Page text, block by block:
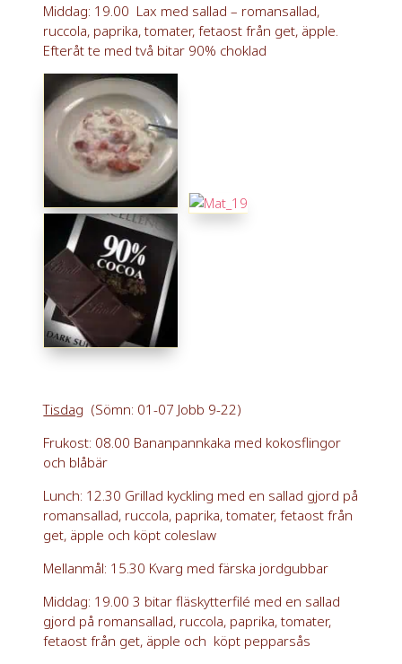
Middag: 19.00 Lax med sallad – romansallad,
ruccola, paprika, tomater, fetaost från get, äpple.
Efteråt te med två bitar 90% choklad
Tisdag (Sömn: 01-07 Jobb 9-22)
Frukost: 08.00 Bananpannkaka med kokosflingor
och blåbär
Lunch: 12.30 Grillad kyckling med en sallad gjord på
romansallad, ruccola, paprika, tomater, fetaost från
get, äpple och köpt coleslaw
Mellanmål: 15.30 Kvarg med färska jordgubbar
Middag: 19.00 3 bitar fläskytterfilé med en sallad
gjord på romansallad, ruccola, paprika, tomater,
fetaost från get, äpple och köpt pepparsås